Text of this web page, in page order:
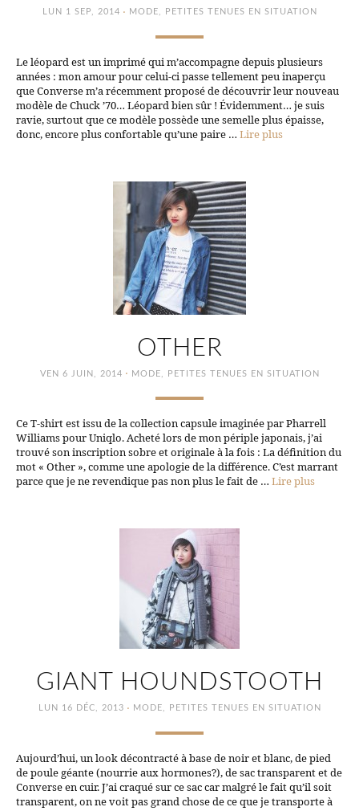
LUN 1 SEP, 2014 · MODE, PETITES TENUES EN SITUATION
Le léopard est un imprimé qui m’accompagne depuis plusieurs
années : mon amour pour celui-ci passe tellement peu inaperçu
que Converse m’a récemment proposé de découvrir leur nouveau
modèle de Chuck ’70… Léopard bien sûr ! Évidemment… je suis
ravie, surtout que ce modèle possède une semelle plus épaisse,
donc, encore plus confortable qu’une paire … Lire plus
OTHER
VEN 6 JUIN, 2014 · MODE PETITES TENUES EN SITUATION
Ce T-shirt est issu de la collection capsule imaginée par Pharrell
Williams pour Uniqlo. Acheté lors de mon périple japonais, j’ai
trouvé son inscription sobre et originale à la fois : La définition du
mot « Other », comme une apologie de la différence. C’est marrant
parce que je ne revendique pas non plus le fait de … Lire plus
GIANT HOUNDSTOOTH
LUN 16 DÉC, 2013 · MODE, PETITES TENUES EN SITUATION
Aujourd’hui, un look décontracté à base de noir et blanc, de pied
de poule géante (nourrie aux hormones?), de sac transparent et de
Converse en cuir. J’ai craqué sur ce sac car malgré le fait qu’il soit
transparent, on ne voit pas grand chose de ce que je transporte à